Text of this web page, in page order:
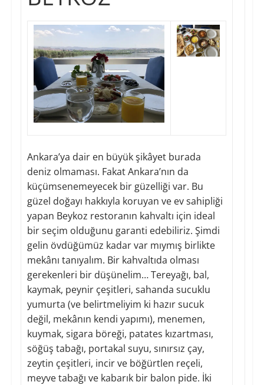
Ankara’ya dair en büyük şikâyet burada
deniz olmaması. Fakat Ankara’nın da
küçümsenemeyecek bir güzelliği var. Bu
güzel doğayı hakkıyla koruyan ve ev sahipliği
yapan Beykoz restoranın kahvaltı için ideal
bir seçim olduğunu garanti edebiliriz. Şimdi
gelin övdüğümüz kadar var mıymış birlikte
mekânı tanıyalım. Bir kahvaltıda olması
gerekenleri bir düşünelim… Tereyağı, bal,
kaymak, peynir çeşitleri, sahanda sucuklu
yumurta (ve belirtmeliyim ki hazır sucuk
değil, mekânın kendi yapımı), menemen,
kuymak, sigara böreği, patates kızartması,
söğüş tabağı, portakal suyu, sınırsız çay,
zeytin çeşitleri, incir ve böğürtlen reçeli,
meyve tabağı ve kabarık bir balon pide. İki